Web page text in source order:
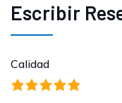
Escribir
Calidad